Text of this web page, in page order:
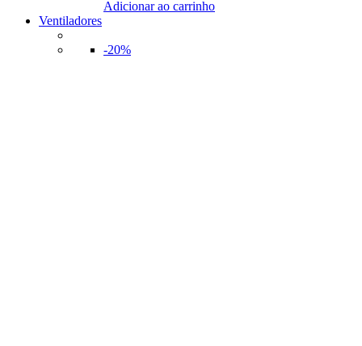
Adicionar ao carrinho
Ventiladores
-20%